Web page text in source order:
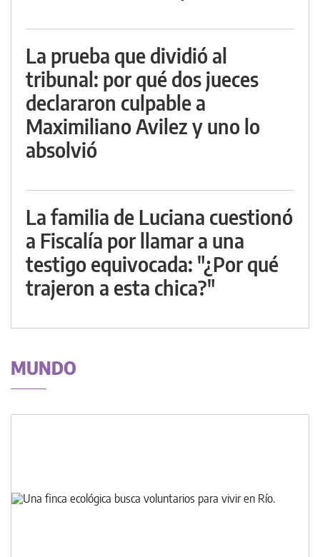
La prueba que dividió al
tribunal: por qué dos jueces
declararon culpable a
Maximiliano Avilez y uno lo
absolvió
La familia de Luciana cuestionó
a Fiscalía por llamar a una
testigo equivocada: "¿Por qué
trajeron a esta chica?"
MUNDO